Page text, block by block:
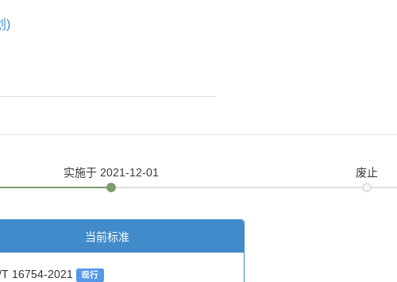
)
实施于 2021-12-01 废止
当前标准
16754-2021 现行